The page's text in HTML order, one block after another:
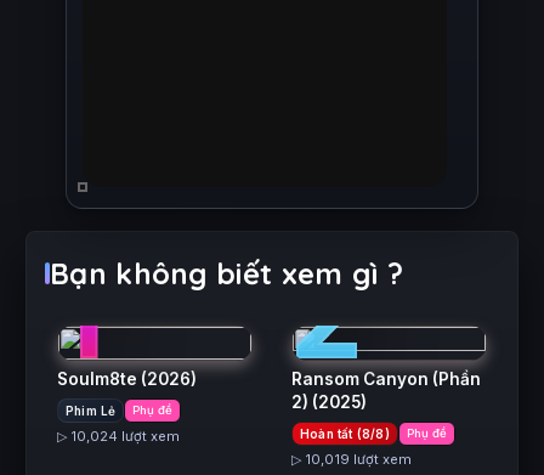
Bạn không biết xem gì ?
1
Soulm8te (2026)
Phim Lẻ Phụ đề
▷ 10,024 lượt xem
2
Ransom Canyon (Phần
2) (2025)
Hoàn tất (8/8) Phụ đề
▷ 10,019 lượt xem